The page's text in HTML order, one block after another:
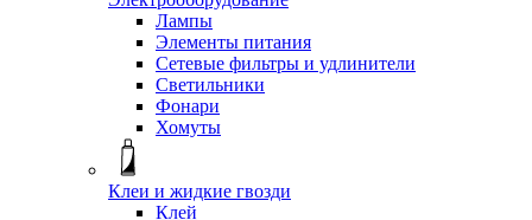
Лампы
Элементы питания
Сетевые фильтры и удлинители
Светильники
Фонари
Хомуты
Клеи и жидкие гвозди
Клей